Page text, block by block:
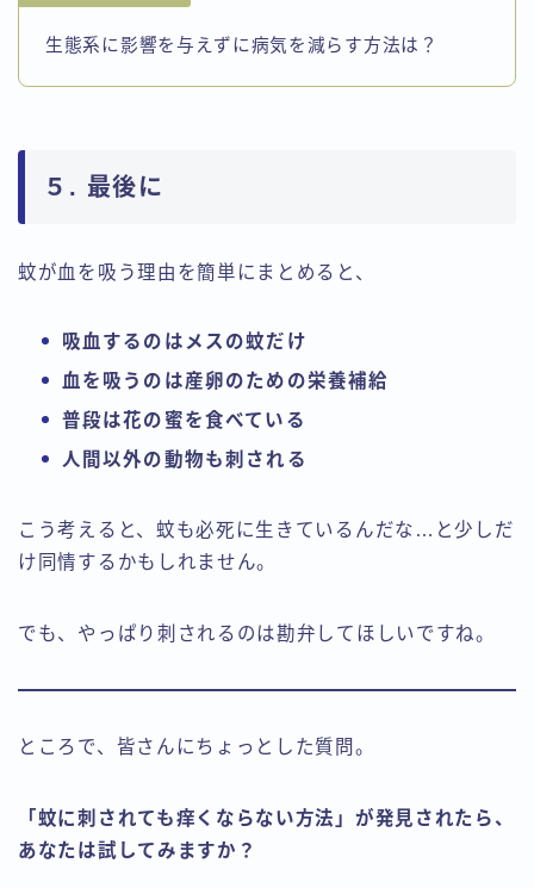
生態系に影響を与えずに病気を減らす方法は？
５. 最後に
蚊が血を吸う理由を簡単にまとめると、
吸血するのはメスの蚊だけ
血を吸うのは産卵のための栄養補給
普段は花の蜜を食べている
人間以外の動物も刺される
こう考えると、蚊も必死に生きているんだな…と少しだ
け同情するかもしれません。
でも、やっぱり刺されるのは勘弁してほしいですね。
ところで、皆さんにちょっとした質問。
「蚊に刺されても痒くならない方法」が発見されたら、
あなたは試してみますか？